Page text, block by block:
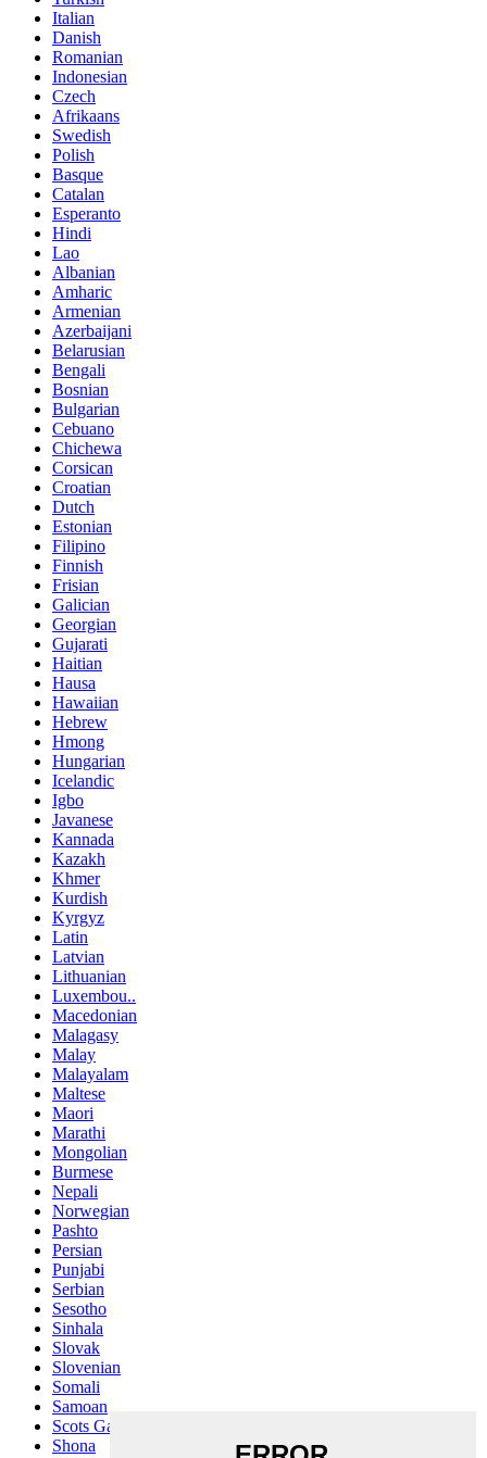
Italian
Danish
Romanian
Indonesian
Czech
Afrikaans
Swedish
Polish
Basque
Catalan
Esperanto
Hindi
Lao
Albanian
Amharic
Armenian
Azerbaijani
Belarusian
Bengali
Bosnian
Bulgarian
Cebuano
Chichewa
Corsican
Croatian
Dutch
Estonian
Filipino
Finnish
Frisian
Galician
Georgian
Gujarati
Haitian
Hausa
Hawaiian
Hebrew
Hmong
Hungarian
Icelandic
Igbo
Javanese
Kannada
Kazakh
Khmer
Kurdish
Kyrgyz
Latin
Latvian
Lithuanian
Luxembou..
Macedonian
Malagasy
Malay
Malayalam
Maltese
Maori
Marathi
Mongolian
Burmese
Nepali
Norwegian
Pashto
Persian
Punjabi
Serbian
Sesotho
Sinhala
Slovak
Slovenian
Somali
Samoan
Scots Gaelic
Shona